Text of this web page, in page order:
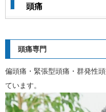
頭痛
頭痛専門
偏頭痛・緊張型頭痛・群発性
ています。